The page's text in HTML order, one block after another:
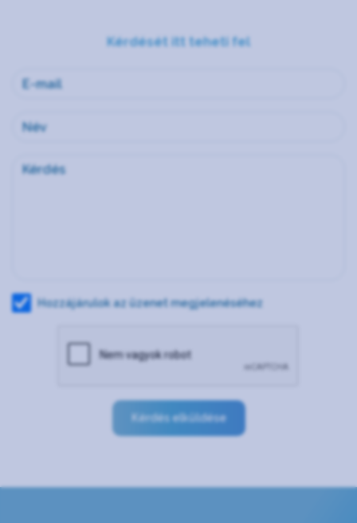
Kérdését itt teheti fel
Hozzájárulok az üzenet megjelenéséhez
Kérdés elküldése